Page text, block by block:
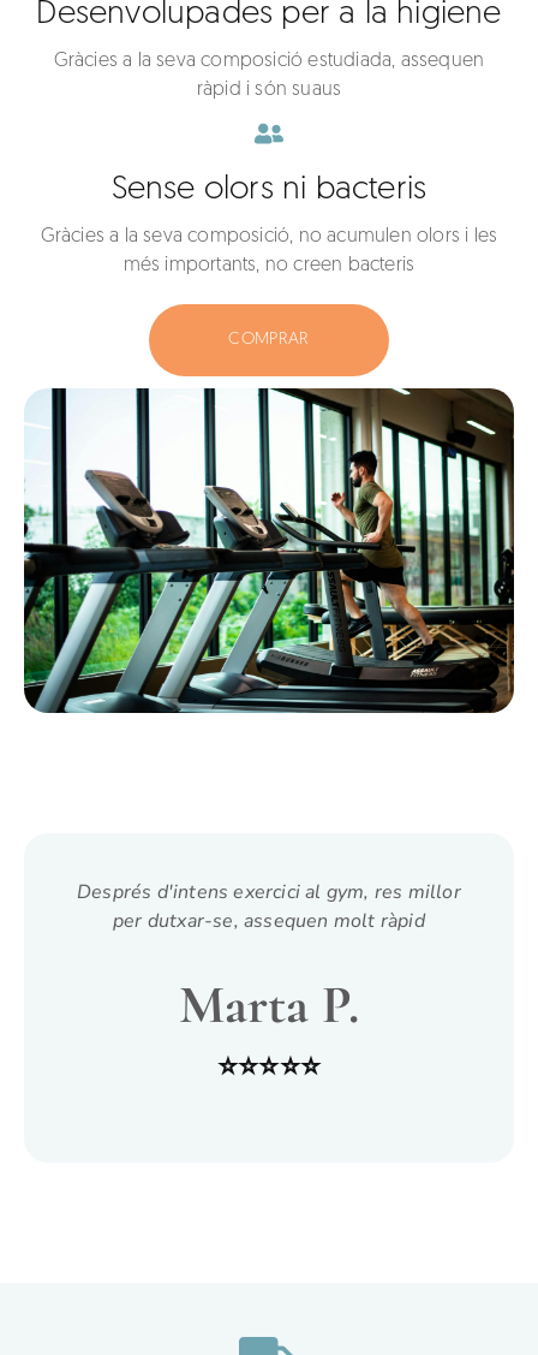
Desenvolupades per a la higiene
Gràcies a la seva composició estudiada, assequen
ràpid i són suaus
Sense olors ni bacteris
Gràcies a la seva composició, no acumulen olors i les
més importants, no creen bacteris
COMPRAR
Després d'intens exercici al gym, res millor
per dutxar-se, assequen molt ràpid
Marta P.
⭐⭐⭐⭐⭐